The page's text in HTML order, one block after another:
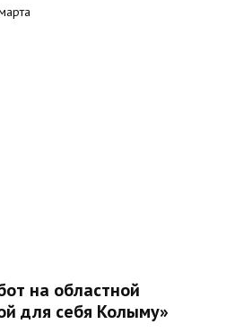
на областной
для себя Колыму»